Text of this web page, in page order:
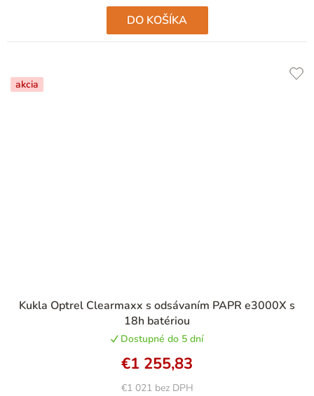
DO KOŠÍKA
akcia
Kukla Optrel Clearmaxx s odsávaním PAPR e3000X s
18h batériou
Dostupné do 5 dní
€1 021 bez DPH
€1 255,83